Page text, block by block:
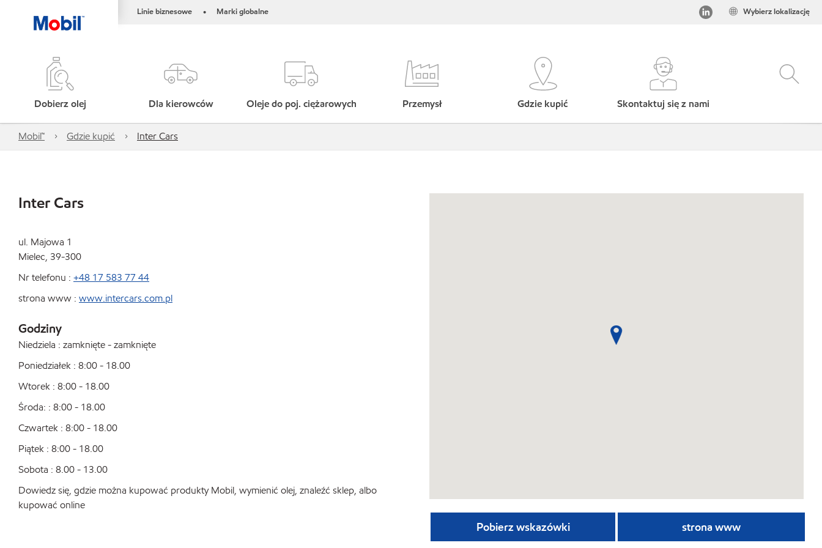
Linie biznesowe • Marki globalne Wybierz lokalizację
Dobierz olej Dla kierowców Oleje do poj. ciężarowych Przemysł Gdzie kupić Skontaktuj się z nami
Mobil™ Gdzie kupić Inter Cars
Inter Cars
ul. Majowa 1
Mielec, 39-300
Nr telefonu : +48 17 583 77 44
strona www : www.intercars.com.pl
Godziny
Niedziela : zamknięte - zamknięte
Poniedziałek : 8:00 - 18.00
Wtorek : 8:00 - 18.00
Środa: : 8:00 - 18.00
Czwartek : 8:00 - 18.00
Piątek : 8:00 - 18.00
Sobota : 8.00 - 13.00
Dowiedz się, gdzie można kupować produkty Mobil, wymienić olej, znaleźć sklep, albo
kupować online
Pobierz wskazówki strona www